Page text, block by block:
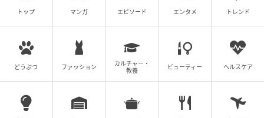
トップ マンガ エピソード エンタメ トレンド
どうぶつ ファッション
カルチャー・
教養
ビューティー ヘルスケア